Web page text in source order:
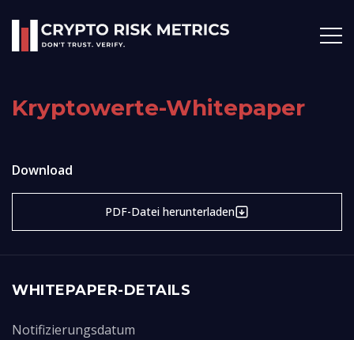
Kryptowerte-Whitepaper
Download
PDF-Datei herunterladen
WHITEPAPER-DETAILS
Notifizierungsdatum